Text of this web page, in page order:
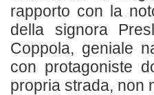
rapporto con la
della signora
Coppola, geniale
con protagoniste
propria strada, non